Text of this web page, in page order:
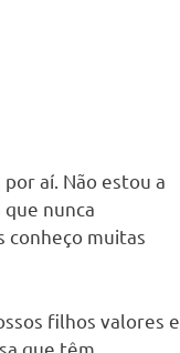
aí. Não estou a
nunca
conheço muitas
filhos valores e
que têm.